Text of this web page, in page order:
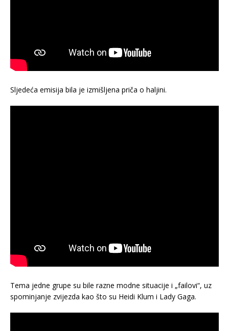
Sljedeća emisija bila je izmišljena priča o haljini.
Tema jedne grupe su bile razne modne situacije i „failovi“, uz
spominjanje zvijezda kao što su Heidi Klum i Lady Gaga.